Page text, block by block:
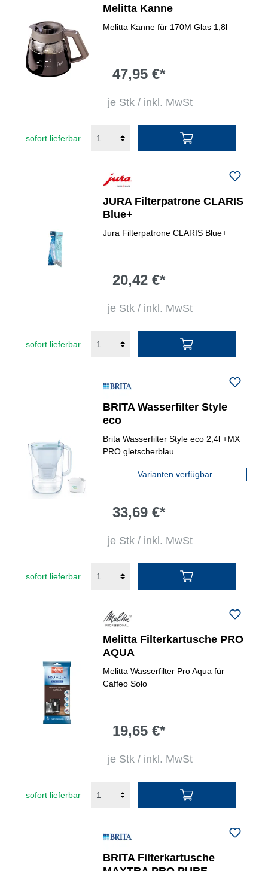
Melitta Kanne
Melitta Kanne für 170M Glas 1,8l
47,95 €*
je Stk / inkl. MwSt
sofort lieferbar
JURA Filterpatrone CLARIS
Blue+
Jura Filterpatrone CLARIS Blue+
20,42 €*
je Stk / inkl. MwSt
sofort lieferbar
BRITA Wasserfilter Style
eco
Brita Wasserfilter Style eco 2,4l +MX
PRO gletscherblau
Varianten verfügbar
33,69 €*
je Stk / inkl. MwSt
sofort lieferbar
Melitta Filterkartusche PRO
AQUA
Melitta Wasserfilter Pro Aqua für
Caffeo Solo
19,65 €*
je Stk / inkl. MwSt
sofort lieferbar
BRITA Filterkartusche